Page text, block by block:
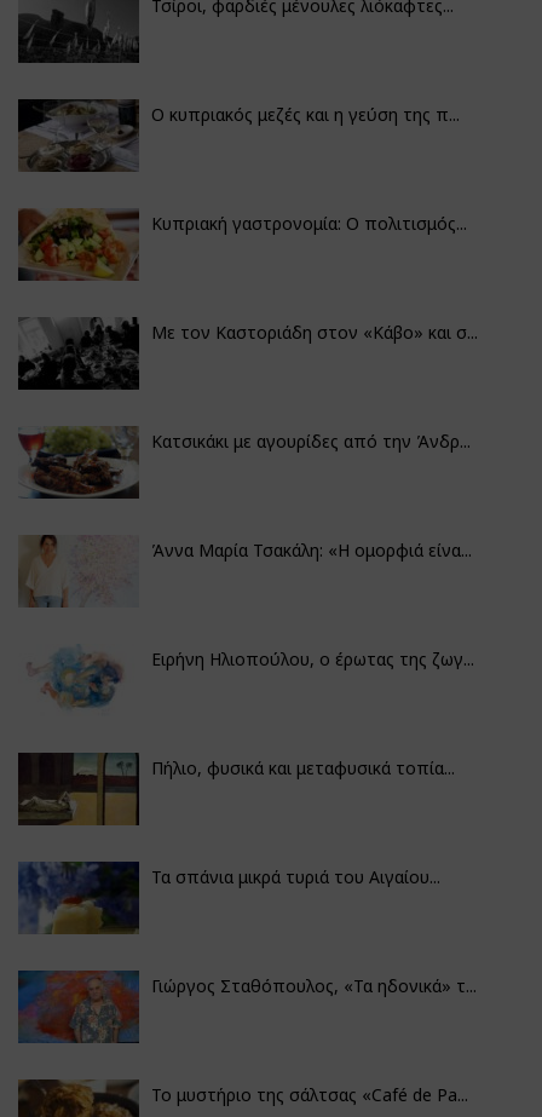
Τσίροι, φαρδιές μένουλες λιόκαφτες...
Ο κυπριακός μεζές και η γεύση της π...
Κυπριακή γαστρονομία: Ο πολιτισμός...
Με τον Καστοριάδη στον «Κάβο» και σ...
Κατσικάκι με αγουρίδες από την Άνδρ...
Άννα Μαρία Τσακάλη: «Η ομορφιά είνα...
Ειρήνη Ηλιοπούλου, ο έρωτας της ζωγ...
Πήλιο, φυσικά και μεταφυσικά τοπία...
Τα σπάνια μικρά τυριά του Αιγαίου...
Γιώργος Σταθόπουλος, «Τα ηδονικά» τ...
Το μυστήριο της σάλτσας «Café de Pa...